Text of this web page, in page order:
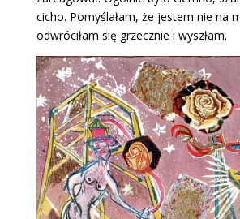
cicho. Pomyślałam, że jestem nie na
odwróciłam się grzecznie i wyszłam.